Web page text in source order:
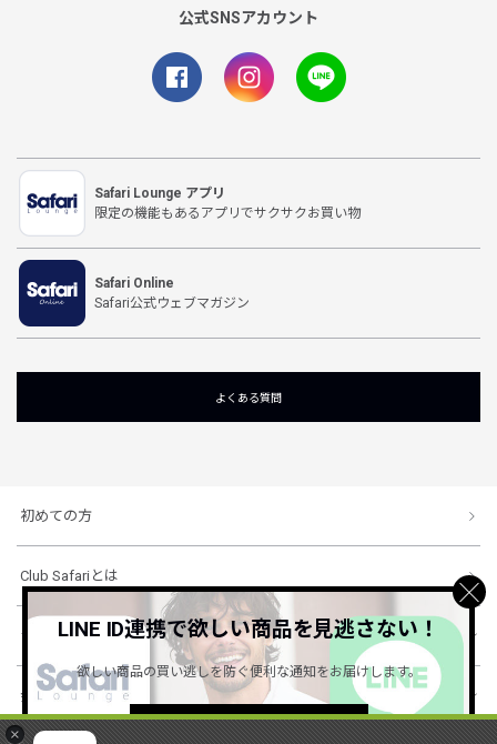
×
公式SNSアカウント
Safari Lounge アプリ
限定の機能もあるアプリでサクサクお買い物
Safari Online
Safari公式ウェブマガジン
よくある質問
初めての方
Club Safariとは
ショッピングガイド
会社概要・規約
LINE ID連携で欲しい商品を見逃さない！
欲しい商品の買い逃しを防ぐ便利な通知をお届けします。
詳しくはこちら ＞